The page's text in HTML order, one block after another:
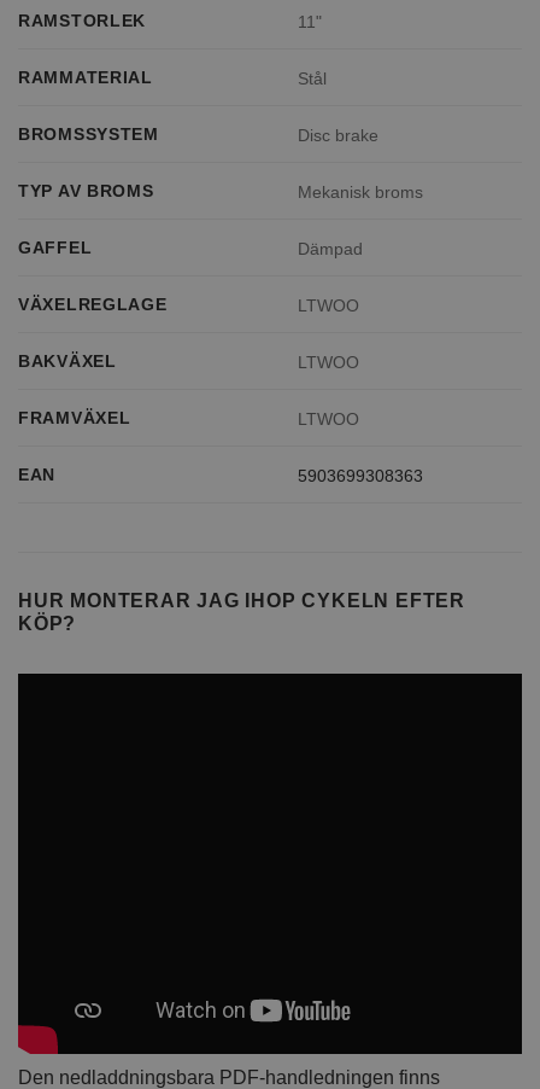
RAMSTORLEK 11"
RAMMATERIAL Stål
BROMSSYSTEM Disc brake
TYP AV BROMS Mekanisk broms
GAFFEL Dämpad
VÄXELREGLAGE LTWOO
BAKVÄXEL LTWOO
FRAMVÄXEL LTWOO
EAN 5903699308363
HUR MONTERAR JAG IHOP CYKELN EFTER
KÖP?
Den nedladdningsbara PDF-handledningen finns